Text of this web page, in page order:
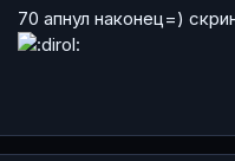
70 апнул наконец=)